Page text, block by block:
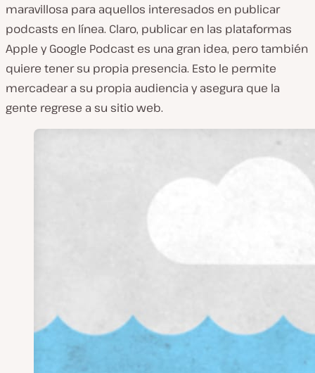
maravillosa para aquellos interesados en publicar
podcasts en línea. Claro, publicar en las plataformas
Apple y Google Podcast es una gran idea, pero también
quiere tener su propia presencia. Esto le permite
mercadear a su propia audiencia y asegura que la
gente regrese a su sitio web.